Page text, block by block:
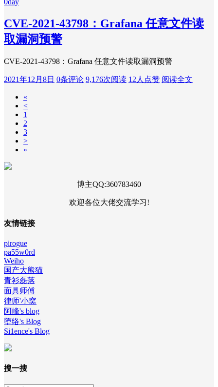
CVE-2021-43798：Grafana 任意文件读
取漏洞预警
CVE-2021-43798：Grafana 任意文件读取漏洞预警
2021年12月8日 0条评论 9,176次阅读 12人点赞 阅读全文
«
<
1
2
3
>
»
博主QQ:360783460
欢迎各位大佬交流学习!
友情链接
pirogue
pa55w0rd
Weiho
国产大熊猫
青衫磊落
面具师傅
律师'小窝
阿峰's blog
堕络's Blog
Si1ence's Blog
搜一搜